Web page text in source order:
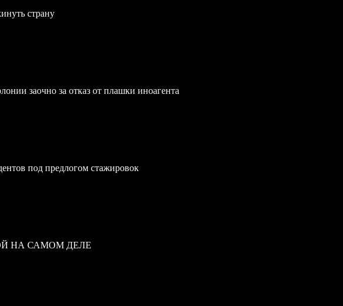
страну
заочно за отказ от плашки иноагента
под предлогом стажировок
НА САМОМ ДЕЛЕ